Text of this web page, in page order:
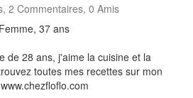
2 Commentaires, 0 Amis
Femme, 37 ans
de 28 ans, j'aime la cuisine et la
toutes mes recettes sur mon